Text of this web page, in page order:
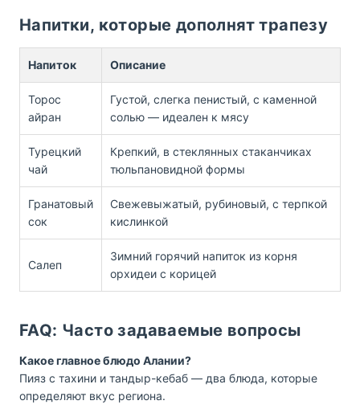
Напитки, которые дополнят трапезу
Напиток Описание
Торос
айран
Густой, слегка пенистый, с каменной
солью — идеален к мясу
Турецкий
чай
Крепкий, в стеклянных стаканчиках
тюльпановидной формы
Гранатовый
сок
Свежевыжатый, рубиновый, с терпкой
кислинкой
Салеп
Зимний горячий напиток из корня
орхидеи с корицей
FAQ: Часто задаваемые вопросы
Какое главное блюдо Алании?
Пияз с тахини и тандыр-кебаб — два блюда, которые
определяют вкус региона.